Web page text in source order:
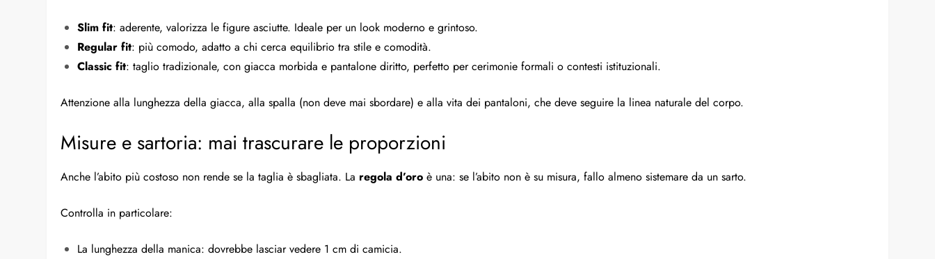
Slim fit: aderente, valorizza le figure asciutte. Ideale per un look moderno e grintoso.
Regular fit: più comodo, adatto a chi cerca equilibrio tra stile e comodità.
Classic fit: taglio tradizionale, con giacca morbida e pantalone diritto, perfetto per cerimonie formali o contesti istituzionali.
Attenzione alla lunghezza della giacca, alla spalla (non deve mai sbordare) e alla vita dei pantaloni, che deve seguire la linea naturale del corpo.
Misure e sartoria: mai trascurare le proporzioni
Anche l’abito più costoso non rende se la taglia è sbagliata. La regola d’oro è una: se l’abito non è su misura, fallo almeno sistemare da un sarto.
Controlla in particolare:
La lunghezza della manica: dovrebbe lasciar vedere 1 cm di camicia.